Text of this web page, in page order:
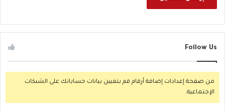
Follow Us
من صفحة إعدادات إضافة أرقام قم بتعيين بيانات حساباتك على الشبكات
الإجتماعية.